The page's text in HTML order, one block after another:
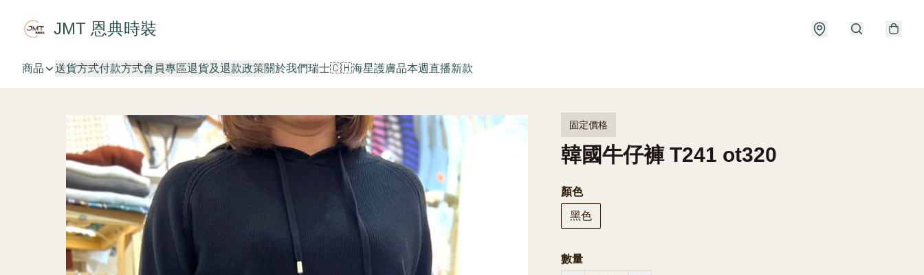
JMT 恩典時裝
商品 送貨方式付款方式會員專區退貨及退款政策關於我們瑞士🇨🇭海星護膚品本週直播新款
固定價格
韓國牛仔褲 T241 ot320
顏色
黑色
數量